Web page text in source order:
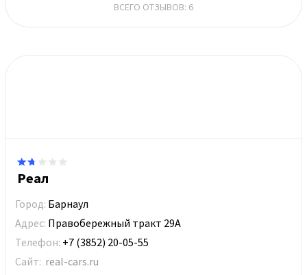
ВСЕГО ОТЗЫВОВ: 6
Реал
Город: Барнаул
Адрес: Правобережный тракт 29А
Телефон: +7 (3852) 20-05-55
Сайт: real-cars.ru